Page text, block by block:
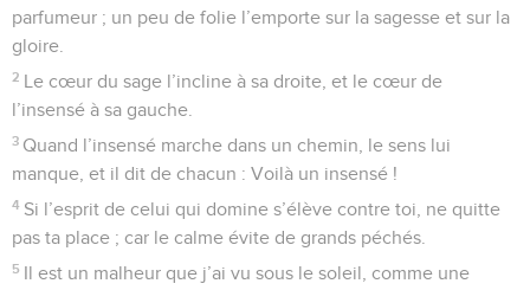
parfumeur ; un peu de folie l’emporte sur la sagesse et sur la
gloire.
2 Le cœur du sage l’incline à sa droite, et le cœur de
l’insensé à sa gauche.
3 Quand l’insensé marche dans un chemin, le sens lui
manque, et il dit de chacun : Voilà un insensé !
4 Si l’esprit de celui qui domine s’élève contre toi, ne quitte
pas ta place ; car le calme évite de grands péchés.
5 Il est un malheur que j’ai vu sous le soleil, comme une